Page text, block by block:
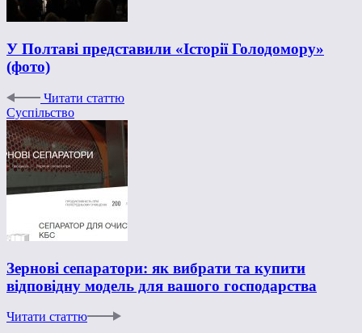
У Полтаві представили «Історії Голодомору»
(фото)
Читати статтю
Суспільство
Зернові сепаратори: як вибрати та купити
відповідну модель для вашого господарства
Читати статтю